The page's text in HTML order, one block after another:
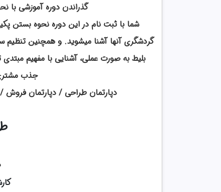
گذراندن دوره آموزشی با
شما با ثبت نام در این دوره نحوه بستن
گردشگری آنها آشنا میشوید. و همچنین
بلیط به صورت عملی، آشنایی با مفهیم
جذب
دپارتمان طراحی / دپارتمان فروش